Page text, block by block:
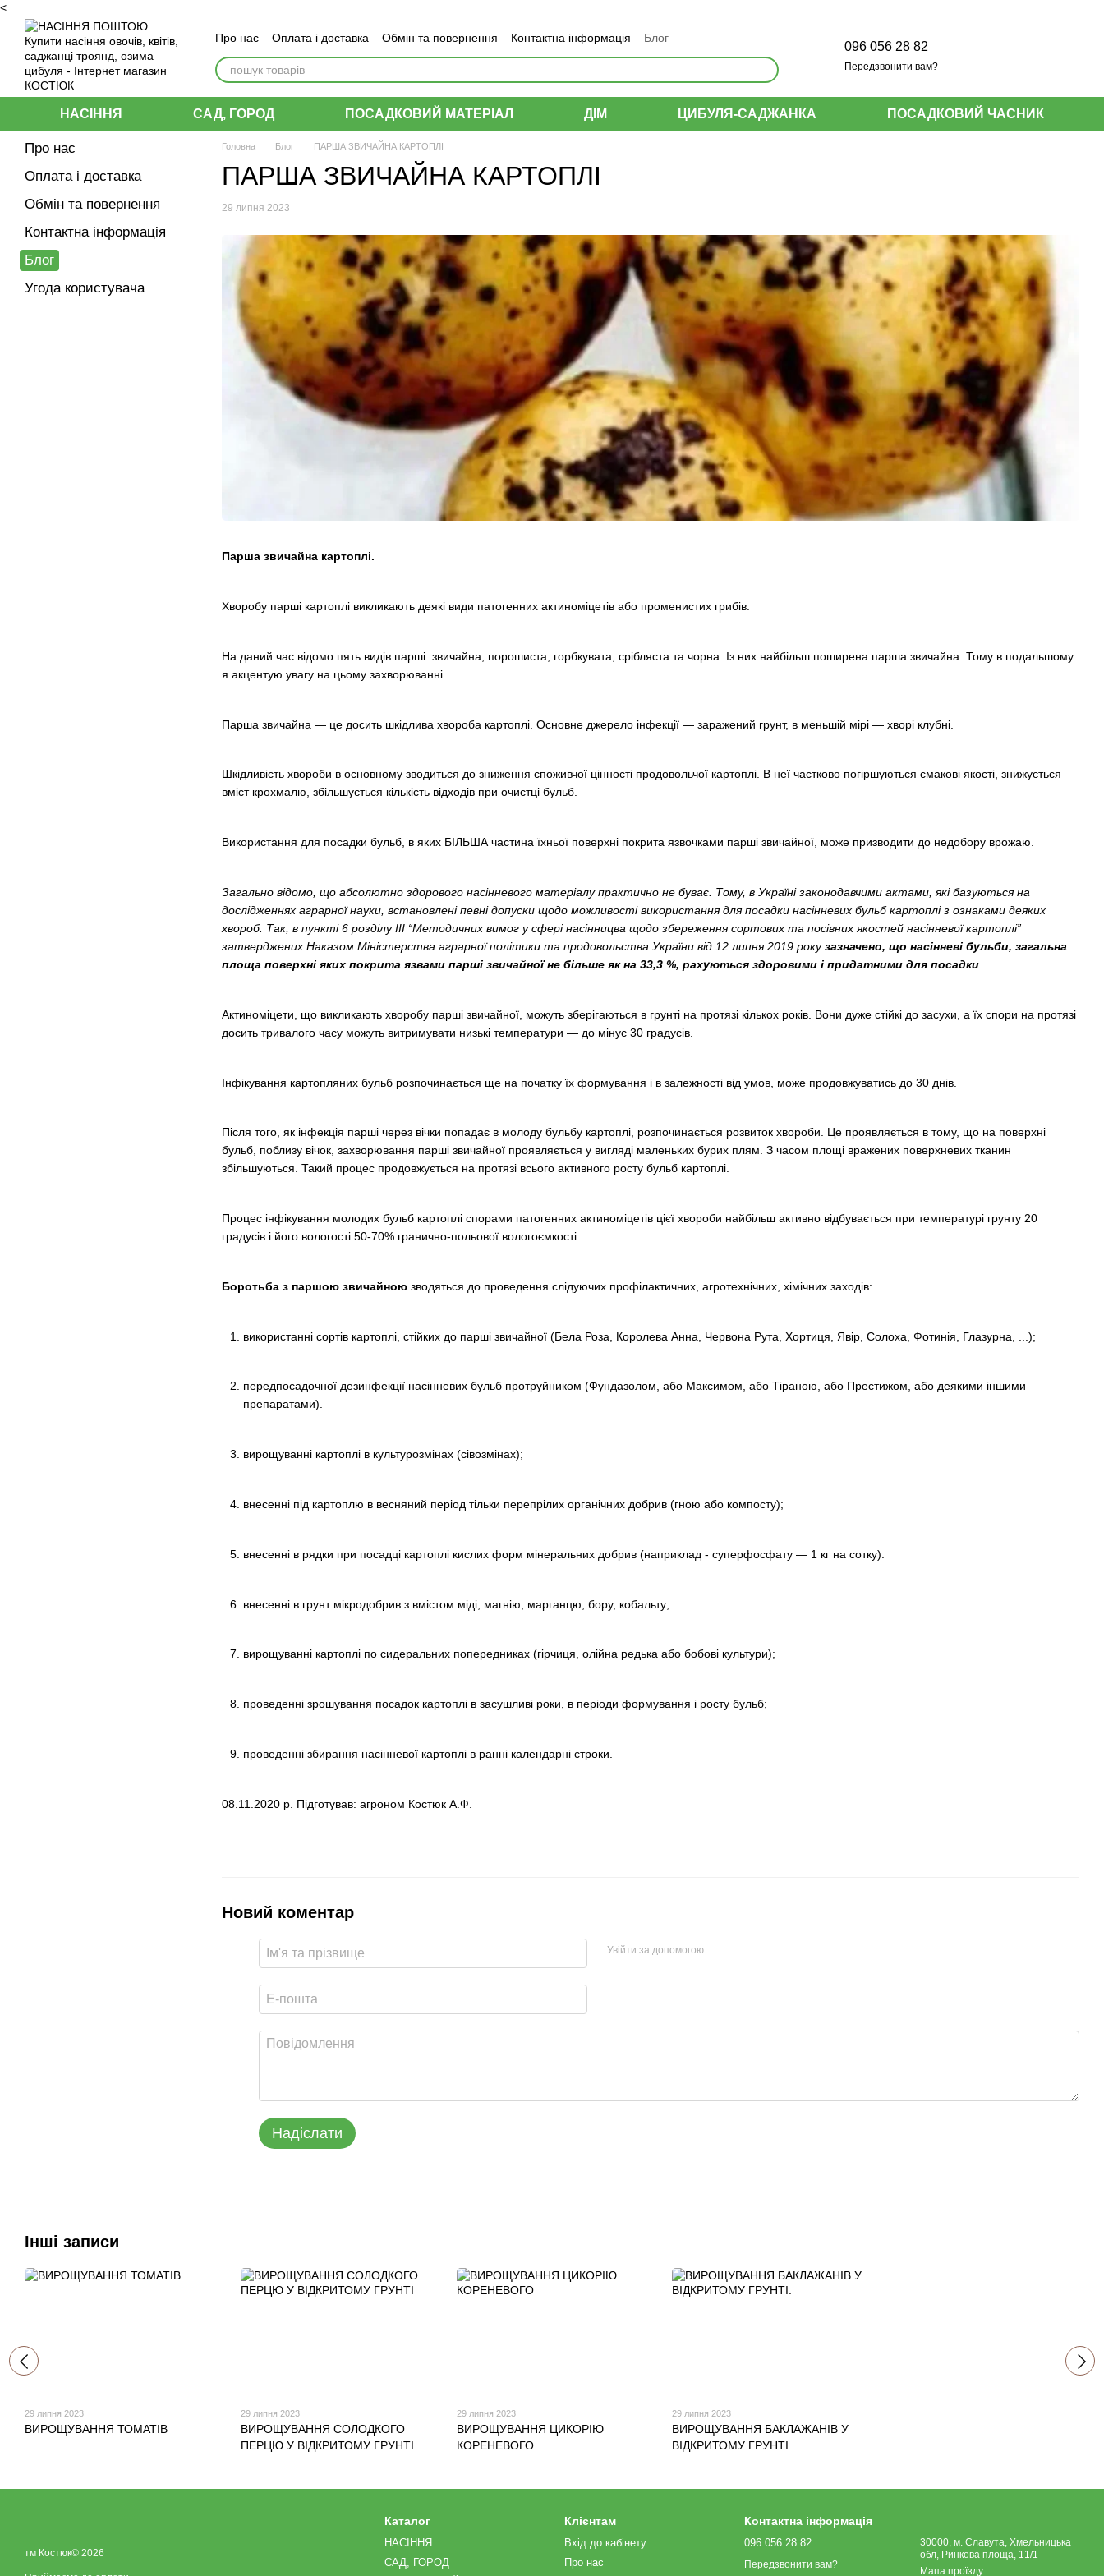
<
Перейти до основного контенту
Про нас Оплата і доставка Обмін та повернення Контактна інформація
Блог
Угода користувача
096 056 28 82
Передзвонити вам?
НАСІННЯ САД, ГОРОД ПОСАДКОВИЙ МАТЕРІАЛ ДІМ ЦИБУЛЯ-САДЖАНКА ПОСАДКОВИЙ ЧАСНИК
Головна Блог ПАРША ЗВИЧАЙНА КАРТОПЛІ
ПАРША ЗВИЧАЙНА КАРТОПЛІ
29 липня 2023
Парша звичайна картоплі.
Хворобу парші картоплі викликають деякі види патогенних актиноміцетів або променистих грибів.
На даний час відомо пять видів парші: звичайна, порошиста, горбкувата, срібляста та чорна. Із них найбільш поширена парша звичайна. Тому в подальшому
я акцентую увагу на цьому захворюванні.
Парша звичайна — це досить шкідлива хвороба картоплі. Основне джерело інфекції — заражений грунт, в меньшій мірі — хворі клубні.
Шкідливість хвороби в основному зводиться до зниження споживчої цінності продовольчої картоплі. В неї частково погіршуються смакові якості, знижується
вміст крохмалю, збільшується кількість відходів при очистці бульб.
Використання для посадки бульб, в яких БІЛЬША частина їхньої поверхні покрита язвочками парші звичайної, може призводити до недобору врожаю.
Загально відомо, що абсолютно здорового насінневого матеріалу практично не буває. Тому, в Україні законодавчими актами, які базуються на
дослідженнях аграрної науки, встановлені певні допуски щодо можливості використання для посадки насінневих бульб картоплі з ознаками деяких
хвороб. Так, в пункті 6 розділу ІІІ “Методичних вимог у сфері насінницва щодо збереження сортових та посівних якостей насінневої картоплі”
затверджених Наказом Міністерства аграрної політики та продовольства України від 12 липня 2019 рокузазначено, що насінневі бульби, загальна
площа поверхні яких покрита язвами парші звичайної не більше як на 33,3 %, рахуються здоровими і придатними для посадки
Актиноміцети, що викликають хворобу парші звичайної, можуть зберігаються в грунті на протязі кількох років. Вони дуже стійкі до засухи, а їх спори на протязі
досить тривалого часу можуть витримувати низькі температури — до мінус 30 градусів.
Інфікування картопляних бульб розпочинається ще на початку їх формування і в залежності від умов, може продовжуватись до 30 днів.
Після того, як інфекція парші через вічки попадає в молоду бульбу картоплі, розпочинається розвиток хвороби. Це проявляється в тому, що на поверхні
бульб, поблизу вічок, захворювання парші звичайної проявляється у вигляді маленьких бурих плям. З часом площі вражених поверхневих тканин
збільшуються. Такий процес продовжується на протязі всього активного росту бульб картоплі.
Процес інфікування молодих бульб картоплі спорами патогенних актиноміцетів цієї хвороби найбільш активно відбувається при температурі грунту 20
градусів і його вологості 50-70% гранично-польової вологоємкості.
Боротьба з паршою звичайною зводяться до проведення слідуючих профілактичних, агротехнічних, хімічних заходів:
використанні сортів картоплі, стійких до парші звичайної (Бела Роза, Королева Анна, Червона Рута, Хортиця, Явір, Солоха, Фотинія, Глазурна, ...);
передпосадочної дезинфекції насінневих бульб протруйником (Фундазолом, або Максимом, або Тіраною, або Престижом, або деякими іншими
препаратами).
вирощуванні картоплі в культурозмінах (сівозмінах);
внесенні під картоплю в весняний період тільки перепрілих органічних добрив (гною або компосту);
внесенні в рядки при посадці картоплі кислих форм мінеральних добрив (наприклад - суперфосфату — 1 кг на сотку):
внесенні в грунт мікродобрив з вмістом міді, магнію, марганцю, бору, кобальту;
вирощуванні картоплі по сидеральних попередниках (гірчиця, олійна редька або бобові культури);
проведенні зрошування посадок картоплі в засушливі роки, в періоди формування і росту бульб;
проведенні збирання насінневої картоплі в ранні календарні строки.
08.11.2020 р. Підготував: агроном Костюк А.Ф.
Новий коментар
Увійти за допомогою
Надіслати
Про нас
Оплата і доставка
Обмін та повернення
Контактна інформація
Блог
Угода користувача
Інші записи
29 липня 2023
ВИРОЩУВАННЯ ТОМАТІВ
29 липня 2023
ВИРОЩУВАННЯ СОЛОДКОГО
ПЕРЦЮ У ВІДКРИТОМУ ГРУНТІ
29 липня 2023
ВИРОЩУВАННЯ ЦИКОРІЮ
КОРЕНЕВОГО
29 липня 2023
ВИРОЩУВАННЯ БАКЛАЖАНІВ У
ВІДКРИТОМУ ГРУНТІ.
тм Костюк© 2026
Каталог
НАСІННЯ
САД, ГОРОД
Клієнтам
Вхід до кабінету
Про нас
Контактна інформація
096 056 28 82
Передзвонити вам?
30000, м. Славута, Хмельницька
обл, Ринкова площа, 11/1
Мапа проїзду